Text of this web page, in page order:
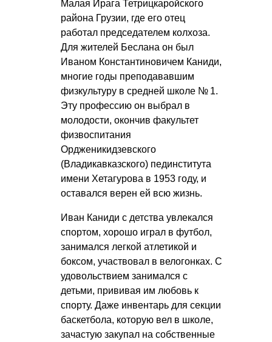
Малая Ирага Тетрицкаройского
района Грузии, где его отец
работал председателем колхоза.
Для жителей Беслана он был
Иваном Константиновичем Каниди,
многие годы преподававшим
физкультуру в средней школе № 1.
Эту профессию он выбрал в
молодости, окончив факультет
физвоспитания
Ордженикидзевского
(Владикавказского) пединститута
имени Хетагурова в 1953 году, и
оставался верен ей всю жизнь.
Иван Каниди с детства увлекался
спортом, хорошо играл в футбол,
занимался легкой атлетикой и
боксом, участвовал в велогонках. С
удовольствием занимался с
детьми, прививая им любовь к
спорту. Даже инвентарь для секции
баскетбола, которую вел в школе,
зачастую закупал на собственные